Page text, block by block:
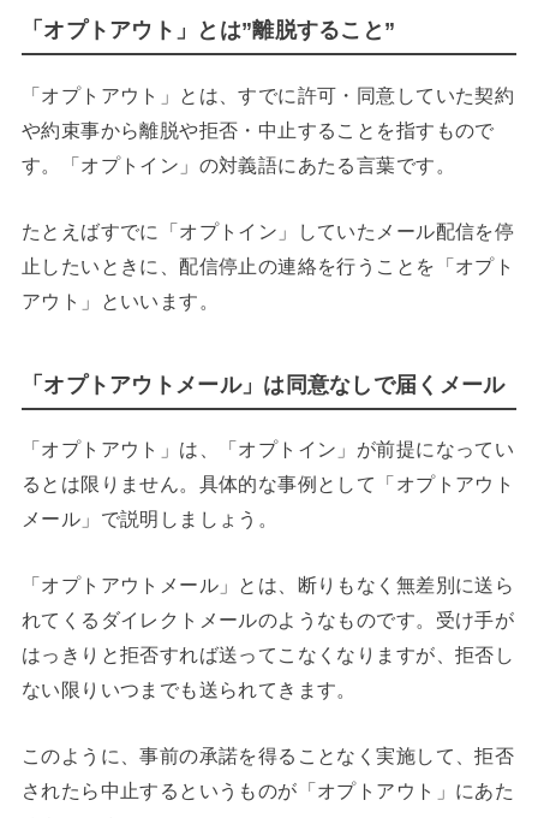
「オプトアウト」とは”離脱すること”
「オプトアウト」とは、すでに許可・同意していた契約
や約束事から離脱や拒否・中止することを指すもので
す。「オプトイン」の対義語にあたる言葉です。
たとえばすでに「オプトイン」していたメール配信を停
止したいときに、配信停止の連絡を行うことを「オプト
アウト」といいます。
「オプトアウトメール」は同意なしで届くメール
「オプトアウト」は、「オプトイン」が前提になってい
るとは限りません。具体的な事例として「オプトアウト
メール」で説明しましょう。
「オプトアウトメール」とは、断りもなく無差別に送ら
れてくるダイレクトメールのようなものです。受け手が
はっきりと拒否すれば送ってこなくなりますが、拒否し
ない限りいつまでも送られてきます。
このように、事前の承諾を得ることなく実施して、拒否
されたら中止するというものが「オプトアウト」にあた